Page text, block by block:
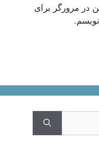
در مرورگر برای